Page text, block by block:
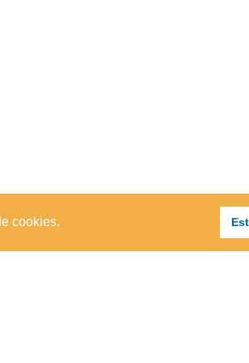
cookies.